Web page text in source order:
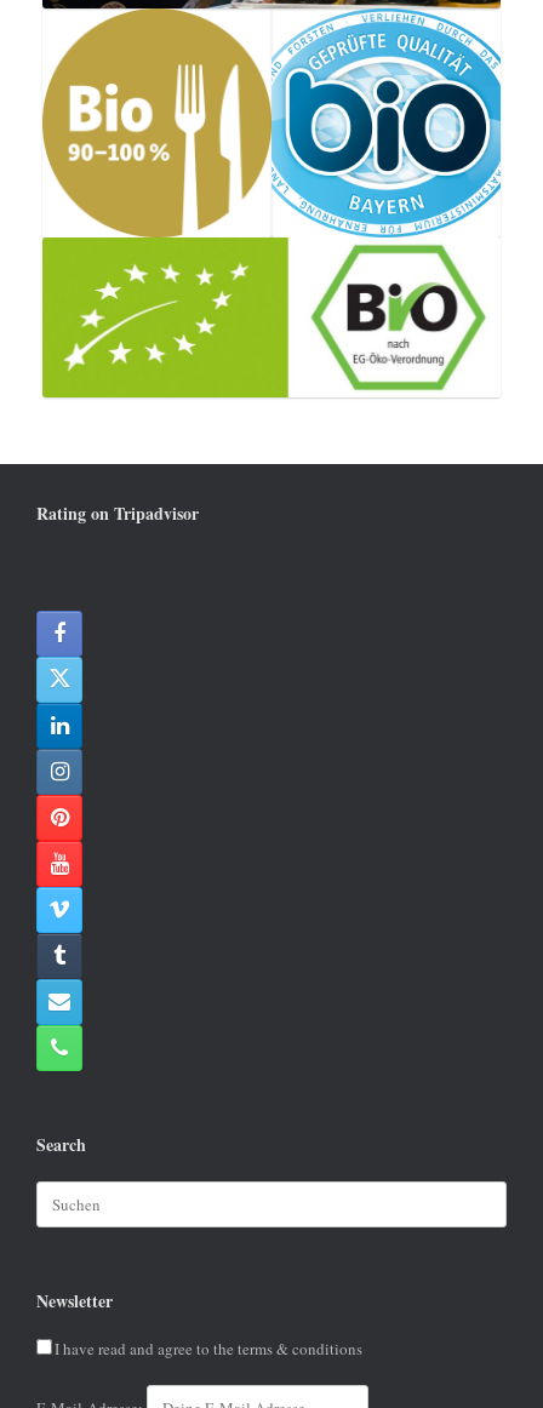
Rating on Tripadvisor
Search
Suchen
nach:
Newsletter
I have read and agree to the terms & conditions